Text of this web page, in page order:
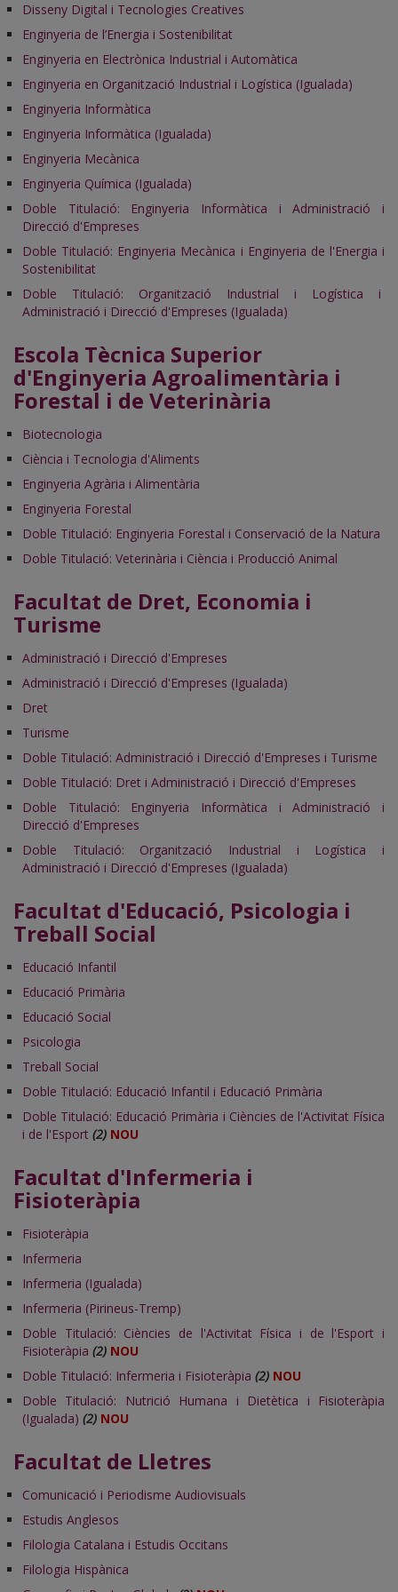
Disseny Digital i Tecnologies Creatives
Enginyeria de l’Energia i Sostenibilitat
Enginyeria en Electrònica Industrial i Automàtica
Enginyeria en Organització Industrial i Logística (Igualada)
Enginyeria Informàtica
Enginyeria Informàtica (Igualada)
Enginyeria Mecànica
Enginyeria Química (Igualada)
Doble Titulació: Enginyeria Informàtica i Administració i
Direcció d'Empreses
Doble Titulació: Enginyeria Mecànica i Enginyeria de l'Energia i
Sostenibilitat
Doble Titulació: Organització Industrial i Logística i
Administració i Direcció d'Empreses (Igualada)
Escola Tècnica Superior
d'Enginyeria Agroalimentària i
Forestal i de Veterinària
Biotecnologia
Ciència i Tecnologia d'Aliments
Enginyeria Agrària i Alimentària
Enginyeria Forestal
Doble Titulació: Enginyeria Forestal i Conservació de la Natura
Doble Titulació: Veterinària i Ciència i Producció Animal
Facultat de Dret, Economia i
Turisme
Administració i Direcció d'Empreses
Administració i Direcció d'Empreses (Igualada)
Dret
Turisme
Doble Titulació: Administració i Direcció d'Empreses i Turisme
Doble Titulació: Dret i Administració i Direcció d'Empreses
Doble Titulació: Enginyeria Informàtica i Administració i
Direcció d'Empreses
Doble Titulació: Organització Industrial i Logística i
Administració i Direcció d'Empreses (Igualada)
Facultat d'Educació, Psicologia i
Treball Social
Educació Infantil
Educació Primària
Educació Social
Psicologia
Treball Social
Doble Titulació: Educació Infantil i Educació Primària
Doble Titulació: Educació Primària i Ciències de l'Activitat Física
i de l'Esport (2) NOU
Facultat d'Infermeria i
Fisioteràpia
Fisioteràpia
Infermeria
Infermeria (Igualada)
Infermeria (Pirineus-Tremp)
Doble Titulació: Ciències de l'Activitat Física i de l'Esport i
Fisioteràpia (2) NOU
Doble Titulació: Infermeria i Fisioteràpia (2) NOU
Doble Titulació: Nutrició Humana i Dietètica i Fisioteràpia
(Igualada) (2) NOU
Facultat de Lletres
Comunicació i Periodisme Audiovisuals
Estudis Anglesos
Filologia Catalana i Estudis Occitans
Filologia Hispànica